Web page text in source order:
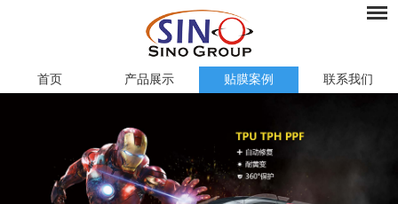
首页 产品展示 贴膜案例 联系我们